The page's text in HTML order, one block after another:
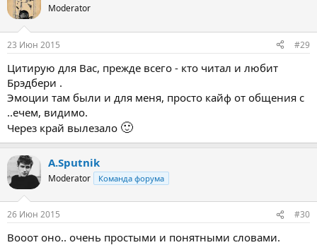
Moderator
23 Июн 2015 #29
Цитирую для Вас, прежде всего - кто читал и любит
Брэдбери .
Эмоции там были и для меня, просто кайф от общения с
..ечем, видимо.
Через край вылезало 🙂
A.Sputnik
Moderator Команда форума
26 Июн 2015 #30
Вооот оно.. очень простыми и понятными словами.